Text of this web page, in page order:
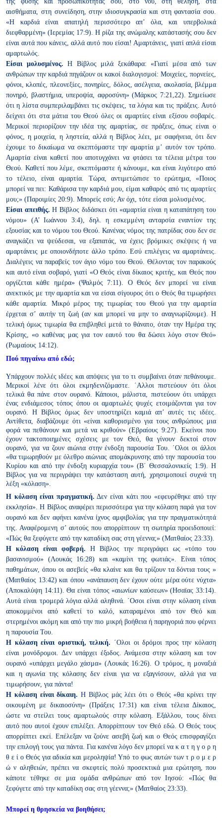
αισθήματα, στη συνείδηση, στην ιδιοσυγκρασία και στη φαντασία σου.
«Η καρδιά είναι απατηλή περισσότερο απ’ όλα, και υπερβολικά
διεφθαρμένη» (Ιερεμίας 17:9). Ηρίζα της ανώμαλης κατάστασής σου δεν
είναι αυτά που κάνεις, αλλάαυτό που είσαι! Αμαρτάνεις, γιατί απλά είσαι
αμαρτωλός.
Είσαι μολυσμένος. Η Βίβλος μιλά ξεκάθαρα: «Γιατί μέσα από των
ανθρώπων την καρδιά πηγάζουν οι κακοί διαλογισμοί: Μοιχείες, πορνείες,
φόνοι, κλοπές, πλεονεξίες, πονηρίες, δόλος, ασέλγεια, ακολασία, βλέμμα
πονηρό, βλαστήμια, υπεροψία, αφροσύνη» (Μάρκος 7:21,22). Σημείωσε
ότι η λίστα συμπεριλαμβάνει τις σκέψεις, τα λόγια και τις πράξεις. Αυτό
δείχνει ότι στα μάτια του Θεού όλες οι αμαρτίες είναι εξίσου σοβαρές.
Μερικοί περιορίζουν την ιδέα της αμαρτίας, σε πράξεις, όπως είναι ο
φόνος, η μοιχεία, η ληστεία, αλλά η Βίβλος λέει, με σαφήνεια, ότι δεν
έχουμε το δικαίωμα να σκεπτόμαστε την αμαρτία μ’ αυτόν τον τρόπο.
Αμαρτία είναι καθετί που αποτυγχάνει να φτάσειτα τέλεια μέτρα του
Θεού. Καθετί που λέμε, σκεπτόμαστε ή κάνουμε, και είναι λιγότερο από
το τέλειο, είναι αμαρτία. Τώρα, αντιμετώπισε το ερώτημα, «Ποιος
μπορεί να πει: Καθάρισα την καρδιά μου, είμαι καθαρός από τις αμαρτίες
μου;» (Παροιμίες 20:9). Μπορείς εσύ; Αν όχι, τότε είσαι μολυσμένος.
Είσαι απειθής. Η Βίβλος διδάσκει ότι «αμαρτία είναι η καταπάτηση του
νόμου» (Α’ Ιωάννου 3:4), δηλ. η εσκεμμένη ανταρσία εναντίον της
εξουσίας και το νόμου του Θεού. Κανένας νόμος της πατρίδας σου δεν σε
αναγκάζει να ψεύδεσαι, να εξαπατάς, να έχεις βρόμικες σκέψεις ή να
αμαρτάνεις με οποιονδήποτε άλλο τρόπο. Εσύ επιλέγεις να αμαρτάνεις.
Διαλέγεις να παραβείς τον άγιο νόμο του Θεού. Θέλοντας τον παρακούς
και αυτό είναι σοβαρό, γιατί «Ο Θεός είναι δίκαιος κριτής, και Θεός που
οργίζεται κάθε ημέρα» (Ψαλμός 7:11). Ο Θεός δεν μπορεί να είναι
ανεκτικός με την αμαρτία και να είσαι σίγουρος ότι ο Θεός θα τιμωρήσει
κάθε αμαρτία. Μικρό μέρος της τιμωρίας του Θεού για την αμαρτία
έρχεται σ’ αυτήν τη ζωή (αν και μπορεί να μην το αναγνωρίζουμε). Η
τελική όμως τιμωρία θα επιβληθεί μετά το θάνατο, όταν την Ημέρα της
Κρίσης, «ο καθένας μας για τον εαυτό του θα δώσει λόγο στον Θεό»
(Ρωμαίους 14:12).
Πού πηγαίνω από εδώ;
Υπάρχουν πολλές ιδέες και απόψεις για το τι συμβαίνει όταν πεθάνουμε.
Μερικοί λένε ότι όλοι εκμηδενιζόμαστε. ΄Αλλοι πιστεύουν ότι όλοι
τελικά θα πάνε στον ουρανό. Κάποιοι, μάλιστα, πιστεύουν ότι υπάρχει
ένας ενδιάμεσος τόπος όπου οι αμαρτωλές ψυχές ετοιμάζονται για τον
ουρανό. Η Βίβλος όμως δεν υποστηρίζει καμιά απ’ αυτές τις ιδέες.
Αντίθετα, διαβάζουμε ότι «είναι καθορισμένο για τους ανθρώπους μια
φορά να πεθάνουν και μετά να κριθούν» (Εβραίους 9:27). Εκείνοι που
έχουν τακτοποιημένες σχέσεις με τον Θεό, θα γίνουν δεκτοί στον
ουρανό, για να ζουν αιώνια στην ένδοξη παρουσία Του. ΄Ολοι οι άλλοι
«θα τιμωρηθούν με όλεθρο αιώνιας απομάκρυνσης από την παρουσία του
Κυρίου και από την ένδοξη κυριαρχία του» (Β΄ Θεσσαλονικείς 1:9). Η
Βίβλος για να περιγράψει την κατάσταση αυτή, χρησιμοποιεί συχνά τη
λέξη «κόλαση».
Η κόλαση είναι πραγματική. Δεν είναι κάτι που «εφευρέθηκε από την
εκκλησία». Η Βίβλος αναφέρει περισσότερα για την κόλαση παρά για τον
ουρανό και δεν αφήνει κανένα ίχνος αμφιβολίας για την πραγματικότητά
της. Αναφέρομενη σ’ αυτούς που απορρίπτουν τη σωτηρία προειδοποιεί:
«Πώς θα ξεφύγετε από την καταδίκη σας στη γέεννα;» (Ματθαίος 23:33).
Η κόλαση είναι φοβερή. Η Βίβλος την περιγράφει ως «τόπο του
βασανισμού» (Λουκάς 16:28) και «καμίνι της φωτιάς». Είναι τόπος
παθημάτων, όπου οι ασεβείς «θα κλαίνε και θα τρίζουν τα δόντιατους »
(Ματθαίος 13:42) και όπου «ανάπαυση δεν έχουν ούτε μέραούτε νύχτα»
(Αποκαλύψη 14:11). Θα είναι τόπος «αιωνίων καύσεων»(Ησαϊας 33:14).
Αυτά είναι τρομερά λόγια αλλά αληθινά. ΄Οσοι είναι στην κόλαση είναι
αποκομμένοι από καθετί το καλό, καταραμένοι από τον Θεό και
στερημένοι ακόμη και από την πιο μικρή βοήθεια ή παρηγοριά που φέρνει
η παρουσία Του.
Η κόλαση είναι οριστική, τελική. ΄Ολοι οι δρόμοι προς την κόλαση
είναι μονόδρομοι. Δεν υπάρχει έξοδος. Ανάμεσα στην κόλαση και τον
ουρανό «υπάρχει μεγάλο χάσμα» (Λουκάς 16:26). Ο τρόμος, η μοναξιά
και η αγωνία της κόλασης δεν είναι για να εξαγνίσουν, αλλάγια να
τιμωρήσουν, για πάντα!
Η κόλαση είναι δίκαιη. Η Βίβλος μάς λέει ότι ο Θεός «θα κρίνει την
οικουμένη με δικαιοσύνη» (Πράξεις 17:31) και είναι τέλεια Δίκαιος,
ώστενα στείλει τους αμαρτωλούς στην κόλαση. Εξάλλου, τους δίνει
αυτόπου αυτοί έχουν επιλέξει. Απορρίπτουν τον Θεό εδώ. Ο Θεός τους
απορρίπτει εκεί. Επέλεξαν να ζούνε ασεβή ζωή και ο Θεός επισφραγίζει
την επιλογή τους για πάντα. Για κανένα λόγο δεν μπορεί να κ α τ η γ ο ρ η
θ ε ίο Θεός για αδικία και μεροληψία! Υπό το φως αυτών των τ ρ ο μ ε ρ
ώ ν αληθειών, πρέπει να σκεφτείς πολύ προσεκτικά μια ερώτηση, που
κάποτε τέθηκε σε μια ομάδα ανθρώπων από τονΙησού: «Πώς θα
ξεφύγετε από την καταδίκη σας στη γέεννα;» (Ματθαίος 23:33).
Μπορεί η θρησκεία να βοηθήσει;